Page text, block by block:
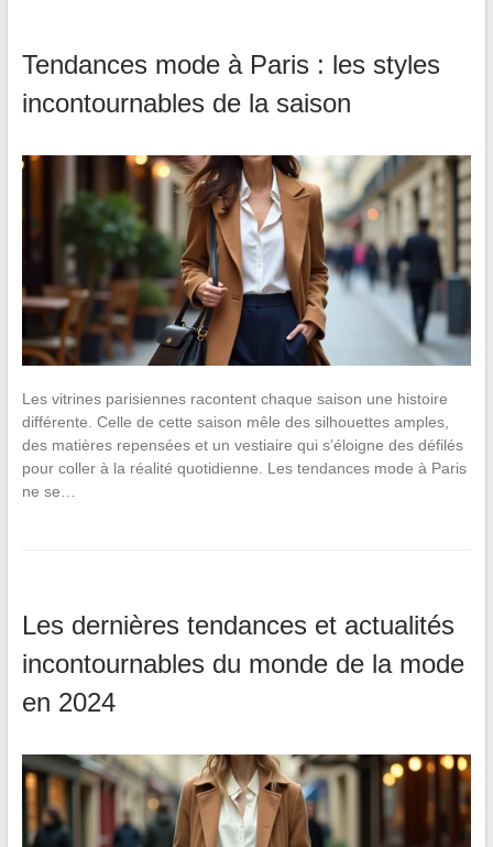
Tendances mode à Paris : les styles
incontournables de la saison
Les vitrines parisiennes racontent chaque saison une histoire
différente. Celle de cette saison mêle des silhouettes amples,
des matières repensées et un vestiaire qui s’éloigne des défilés
pour coller à la réalité quotidienne. Les tendances mode à Paris
ne se…
Les dernières tendances et actualités
incontournables du monde de la mode
en 2024